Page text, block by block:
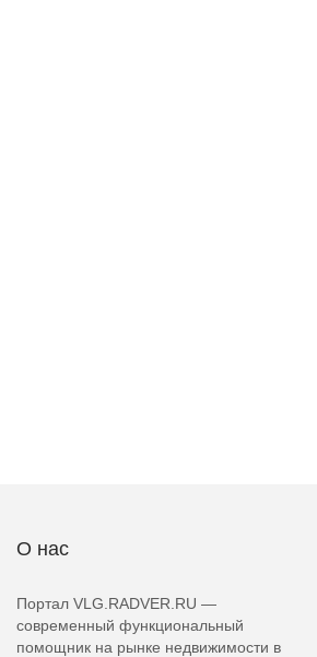
О нас
Портал VLG.RADVER.RU —
современный функциональный
помощник на рынке недвижимости в